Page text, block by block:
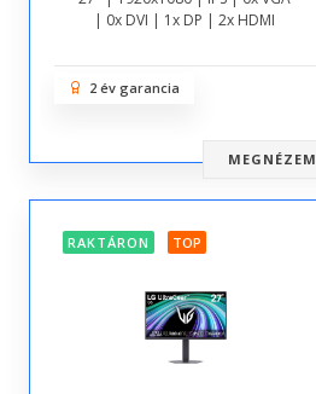
| 0x DVI | 1x DP | 2x HDMI
2 év garancia
MEGNÉZEM
RAKTÁRON TOP